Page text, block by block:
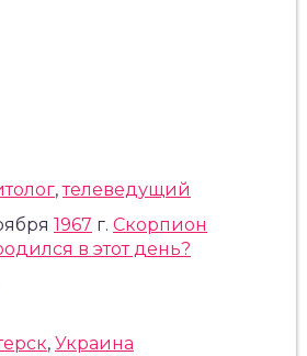
,телеведущий
1967 г. Скорпион
в этот день?
, Украина